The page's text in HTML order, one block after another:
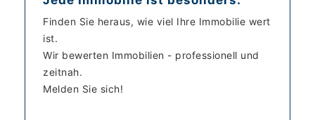
Finden Sie heraus, wie viel Ihre Immobilie wert
ist.
Wir bewerten Immobilien - professionell und
zeitnah.
Melden Sie sich!